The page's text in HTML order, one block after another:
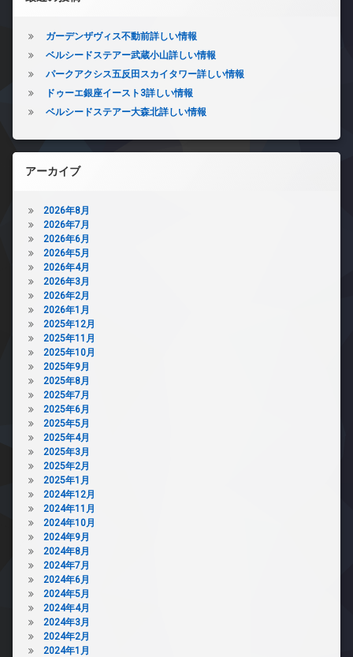
ガーデンザヴィス不動前詳しい情報
ベルシードステアー武蔵小山詳しい情報
パークアクシス五反田スカイタワー詳しい情報
ドゥーエ銀座イースト3詳しい情報
ベルシードステアー大森北詳しい情報
アーカイブ
2026年8月
2026年7月
2026年6月
2026年5月
2026年4月
2026年3月
2026年2月
2026年1月
2025年12月
2025年11月
2025年10月
2025年9月
2025年8月
2025年7月
2025年6月
2025年5月
2025年4月
2025年3月
2025年2月
2025年1月
2024年12月
2024年11月
2024年10月
2024年9月
2024年8月
2024年7月
2024年6月
2024年5月
2024年4月
2024年3月
2024年2月
2024年1月